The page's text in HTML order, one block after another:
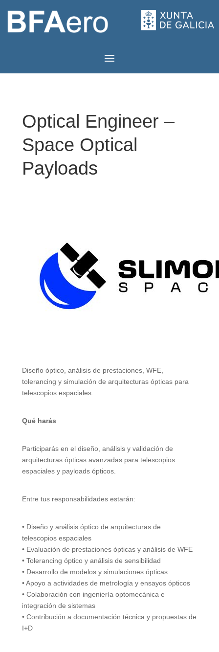
Optical Engineer –
Space Optical
Payloads
Diseño óptico, análisis de prestaciones, WFE,
tolerancing y simulación de arquitecturas ópticas para
telescopios espaciales.
Qué harás
Participarás en el diseño, análisis y validación de
arquitecturas ópticas avanzadas para telescopios
espaciales y payloads ópticos.
Entre tus responsabilidades estarán:
• Diseño y análisis óptico de arquitecturas de
telescopios espaciales
• Evaluación de prestaciones ópticas y análisis de WFE
• Tolerancing óptico y análisis de sensibilidad
• Desarrollo de modelos y simulaciones ópticas
• Apoyo a actividades de metrología y ensayos ópticos
• Colaboración con ingeniería optomecánica e
integración de sistemas
• Contribución a documentación técnica y propuestas de
I+D